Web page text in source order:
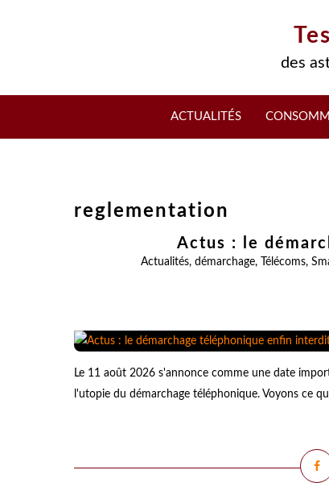
des
ACTUALITÉS
reglementation
Actus : le
Actualités, démarchage, Télécoms,
Le 11 août 2026 s'annonce comme une date
l'utopie du démarchage téléphonique. Voyons ce